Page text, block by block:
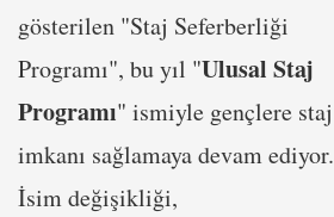
gösterilen "Staj Seferberliği
Programı", bu yıl "Ulusal Staj
Programı" ismiyle gençlere staj
imkanı sağlamaya devam ediyor.
İsim değişikliği,